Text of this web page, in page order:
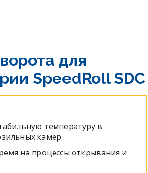
для
SpeedRoll SDC
температуру в
камер.
на процессы открывания и